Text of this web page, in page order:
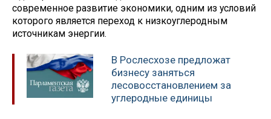
современное развитие экономики, одним из условий
которого является переход к низкоуглеродным
источникам энергии.
В Рослесхозе предложат
бизнесу заняться
лесовосстановлением за
углеродные единицы